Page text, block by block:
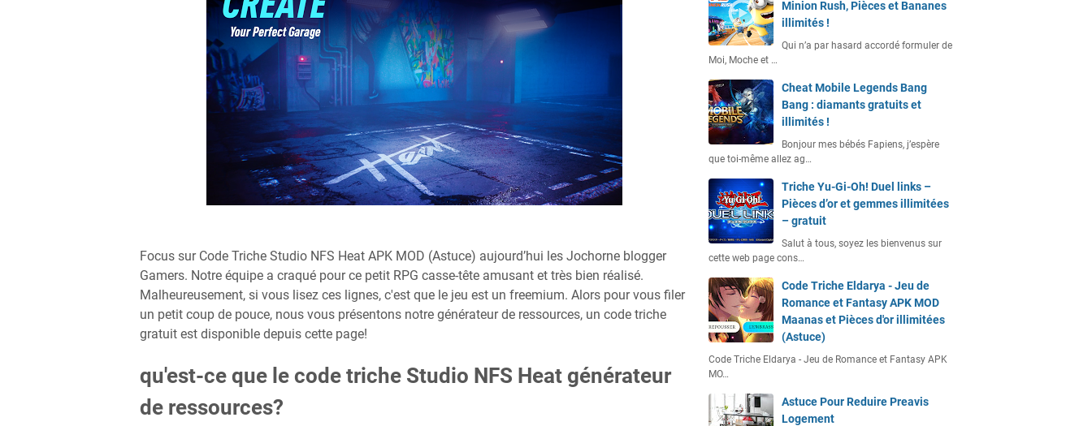
Focus sur Code Triche Studio NFS Heat APK MOD (Astuce) aujourd’hui les Jochorne blogger
Gamers. Notre équipe a craqué pour ce petit RPG casse-tête amusant et très bien réalisé.
Malheureusement, si vous lisez ces lignes, c'est que le jeu est un freemium. Alors pour vous filer
un petit coup de pouce, nous vous présentons notre générateur de ressources, un code triche
gratuit est disponible depuis cette page!
qu'est-ce que le code triche Studio NFS Heat générateur
de ressources?
Minion Rush, Pièces et Bananes
illimités !
Qui n’a par hasard accordé formuler de
Moi, Moche et …
Cheat Mobile Legends Bang
Bang : diamants gratuits et
illimités !
Bonjour mes bébés Fapiens, j’espère
que toi-même allez ag…
Triche Yu-Gi-Oh! Duel links –
Pièces d’or et gemmes illimitées
– gratuit
Salut à tous, soyez les bienvenus sur
cette web page cons…
Code Triche Eldarya - Jeu de
Romance et Fantasy APK MOD
Maanas et Pièces d'or illimitées
(Astuce)
Code Triche Eldarya - Jeu de Romance et Fantasy APK
MO…
Astuce Pour Reduire Preavis
Logement